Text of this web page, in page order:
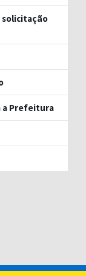
solicitação
a Prefeitura